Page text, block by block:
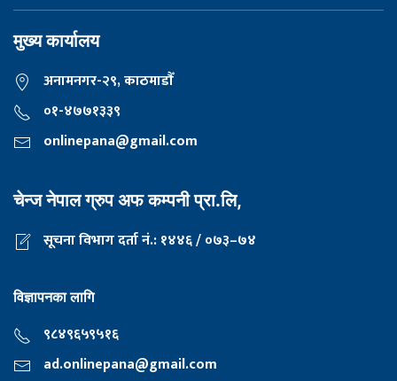
मुख्य कार्यालय
अनामनगर-२९, काठमाडाैँ
०१-४७७१३३९
onlinepana@gmail.com
चेन्ज नेपाल ग्रुप अफ कम्पनी प्रा.लि,
सूचना विभाग दर्ता नं.: १४४६ / ०७३–७४
विज्ञापनका लागि
९८४९६५९५१६
ad.onlinepana@gmail.com